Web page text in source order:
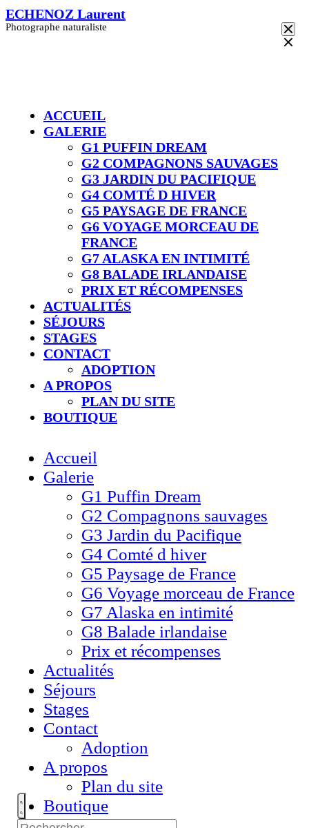
Skip
to
ECHENOZ Laurent
Photographe naturaliste
ACCUEIL
GALERIE
G1 PUFFIN DREAM
G2 COMPAGNONS SAUVAGES
G3 JARDIN DU PACIFIQUE
G4 COMTÉ D HIVER​
G5 PAYSAGE DE FRANCE
G6 VOYAGE MORCEAU DE
FRANCE
G7 ALASKA EN INTIMITÉ
G8 BALADE IRLANDAISE
PRIX ET RÉCOMPENSES
ACTUALITÉS
SÉJOURS
STAGES
CONTACT
ADOPTION
A PROPOS
PLAN DU SITE
BOUTIQUE
Accueil
Galerie
G1 Puffin Dream
G2 Compagnons sauvages
G3 Jardin du Pacifique
G4 Comté d hiver​
G5 Paysage de France
G6 Voyage morceau de France
G7 Alaska en intimité
G8 Balade irlandaise
Prix et récompenses
Actualités
Séjours
Stages
Contact
Adoption
A propos
Plan du site
Boutique